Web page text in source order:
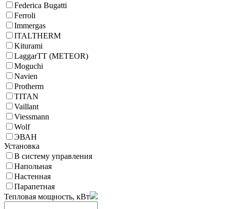
Federica Bugatti
Ferroli
Immergas
ITALTHERM
Kiturami
LaggarTT (METEOR)
Moguchi
Navien
Protherm
TITAN
Vaillant
Viessmann
Wolf
ЭВАН
Установка
В систему управления
Напольная
Настенная
Парапетная
Тепловая мощность, кВт